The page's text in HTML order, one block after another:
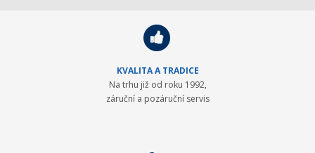
KVALITA A TRADICE
Na trhu již od roku 1992,
záruční a pozáruční servis